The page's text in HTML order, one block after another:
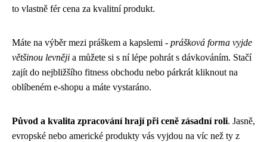
to vlastně fér cena za kvalitní produkt.
Máte na výběr mezi práškem a kapslemi - prášková forma vyjde
většinou levněji a můžete si s ní lépe pohrát s dávkováním. Stačí
zajít do nejbližšího fitness obchodu nebo párkrát kliknout na
oblíbeném e-shopu a máte vystaráno.
Původ a kvalita zpracování hrají při ceně zásadní roli. Jasně,
evropské nebo americké produkty vás vyjdou na víc než ty z